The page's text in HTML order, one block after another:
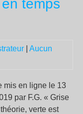
temps
Aucun
mis en ligne le 13
par F.G. « Grise
verte est